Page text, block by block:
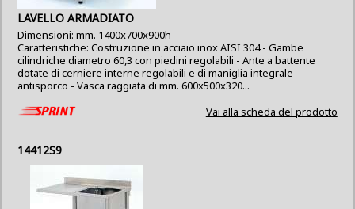
LAVELLO ARMADIATO
Dimensioni: mm. 1400x700x900h
Caratteristiche: Costruzione in acciaio inox AISI 304 - Gambe
cilindriche diametro 60,3 con piedini regolabili - Ante a battente
dotate di cerniere interne regolabili e di maniglia integrale
antisporco - Vasca raggiata di mm. 600x500x320...
Vai alla scheda del prodotto
14412S9